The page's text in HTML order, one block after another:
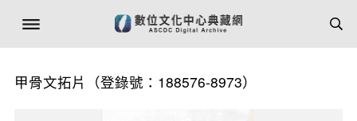
甲骨文拓片（登錄號：188576-8973）